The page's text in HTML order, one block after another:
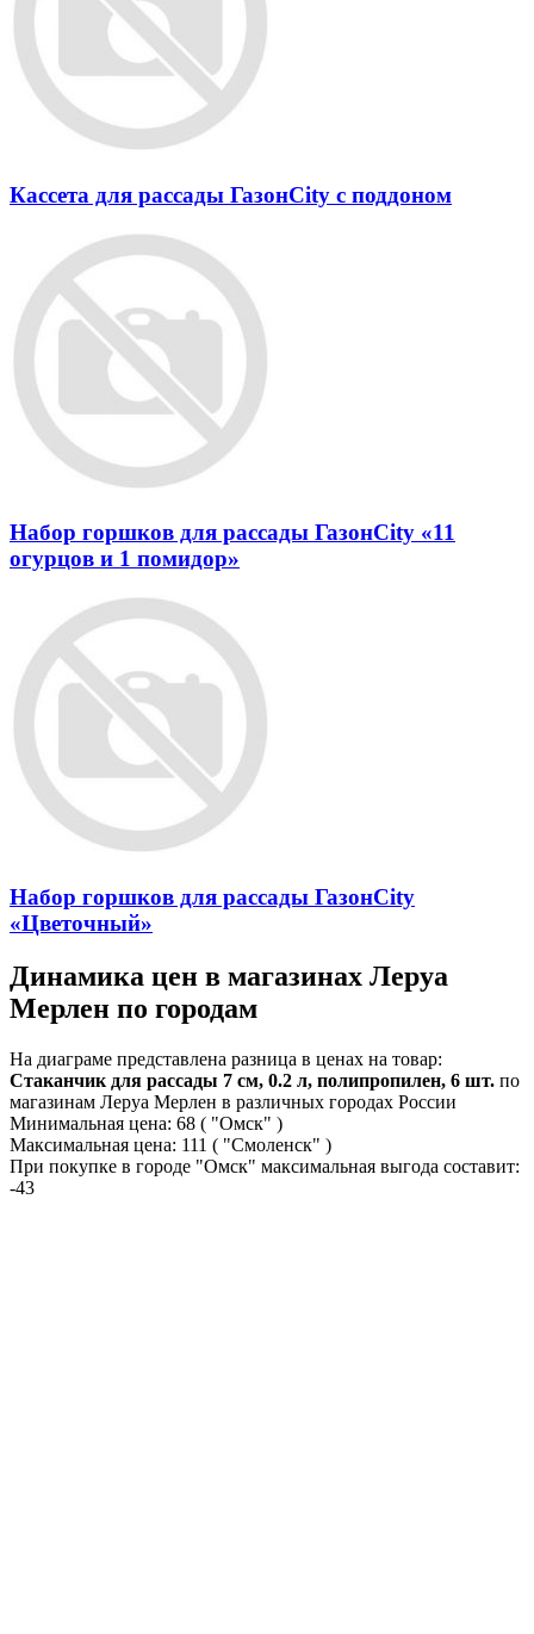
Кассета для рассады ГазонCity с поддоном
Набор горшков для рассады ГазонCity «11
огурцов и 1 помидор»
Набор горшков для рассады ГазонCity
«Цветочный»
Динамика цен в магазинах Леруа
Мерлен по городам
На диаграме представлена разница в ценах на товар:
Стаканчик для рассады 7 см, 0.2 л, полипропилен, 6 шт. по
магазинам Леруа Мерлен в различных городах России
Минимальная цена: 68 ( "Омск" )
Максимальная цена: 111 ( "Смоленск" )
При покупке в городе "Омск" максимальная выгода составит:
-43